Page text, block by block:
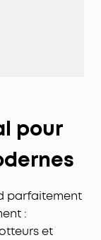
pour
parfaitement
:
et